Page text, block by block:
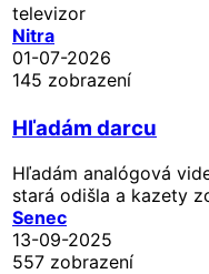
televizor
Nitra
01-07-2026
145 zobrazení
Hľadám darcu
Hľadám analógová
stará odišla a kazety
Senec
13-09-2025
557 zobrazení